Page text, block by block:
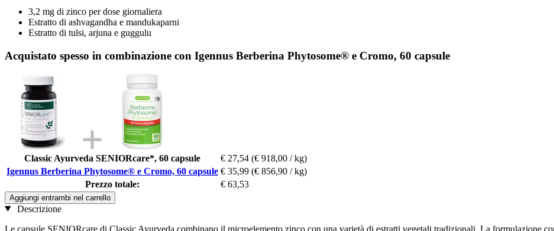
3,2 mg di zinco per dose giornaliera
Estratto di ashvagandha e mandukaparni
Estratto di tulsi, arjuna e guggulu
Acquistato spesso in combinazione con Igennus Berberina Phytosome® e Cromo, 60 capsule
Classic Ayurveda SENIORcare*, 60 capsule € 27,54 (€ 918,00 / kg)
Igennus Berberina Phytosome® e Cromo, 60 capsule € 35,99 (€ 856,90 / kg)
Prezzo totale:
€ 63,53
Aggiungi entrambi nel carrello
Descrizione
Le capsule SENIORcare di Classic Ayurveda combinano il microelemento zinco con una varietà di estratti vegetali tradizionali. La formulazione